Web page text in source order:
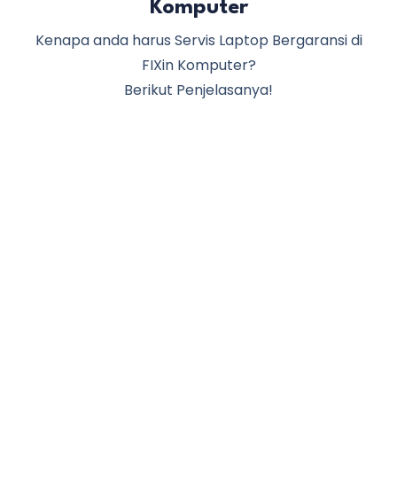
Komputer
Kenapa anda harus Servis Laptop Bergaransi di
FIXin Komputer?
Berikut Penjelasanya!